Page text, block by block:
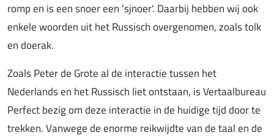
romp en is een snoer een ‘sjnoer'. Daarbij hebben wij ook
enkele woorden uit het Russisch overgenomen, zoals tolk
en doerak.
Zoals Peter de Grote al de interactie tussen het
Nederlands en het Russisch liet ontstaan, is Vertaalbureau
Perfect bezig om deze interactie in de huidige tijd door te
trekken. Vanwege de enorme reikwijdte van de taal en de